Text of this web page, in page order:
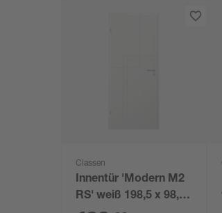
Classen
Innentür 'Modern M2
RS' weiß 198,5 x 98,5